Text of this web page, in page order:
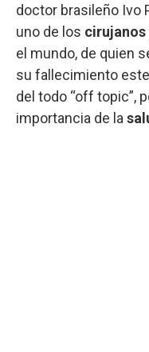
doctor brasileño Ivo
uno de los
el mundo, de quien
su fallecimiento
del todo “off topic”,
importancia de la